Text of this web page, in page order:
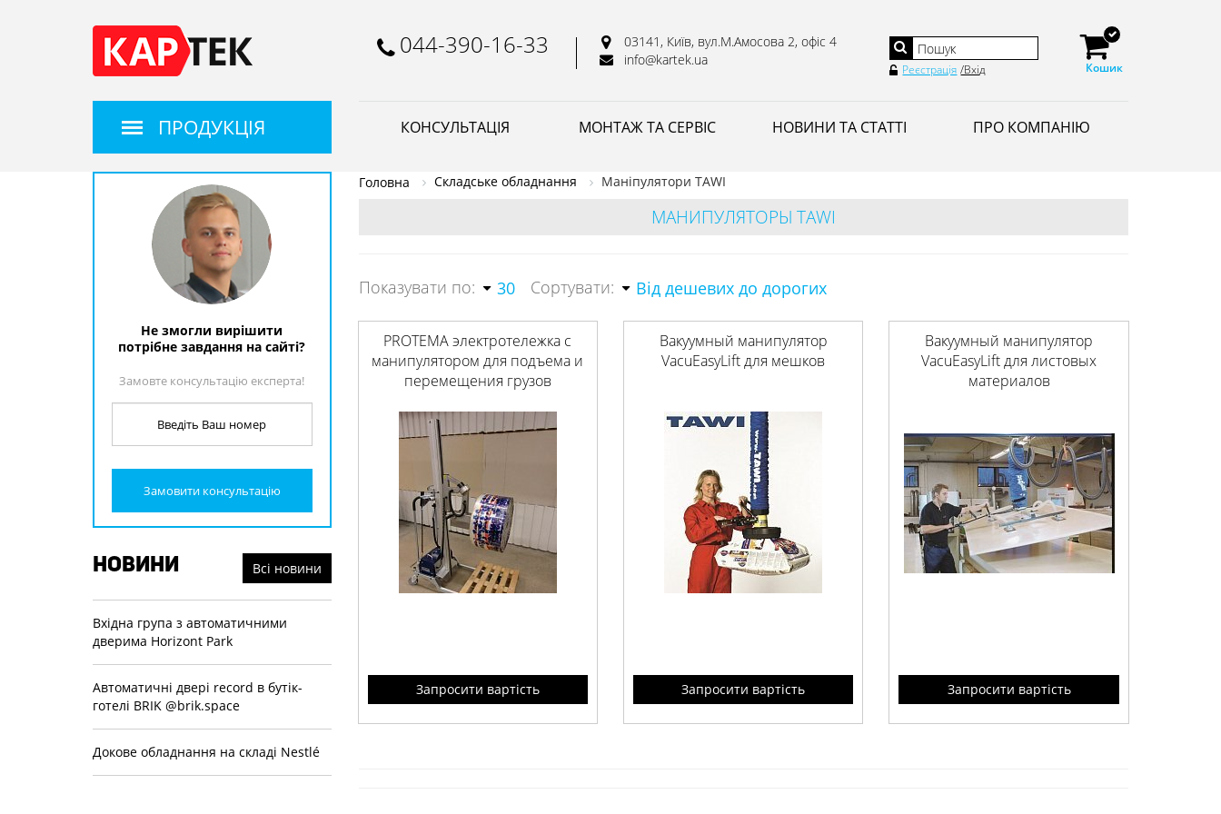
044-390-16-33
03141, Київ, вул.М.Амосова 2, офіс 4
info@kartek.ua
Реєстрація /Вхід Кошик
ПРОДУКЦІЯ КОНСУЛЬТАЦІЯ МОНТАЖ ТА СЕРВІС НОВИНИ ТА СТАТТІ ПРО КОМПАНІЮ
Не змогли вирішити
потрібне завдання на сайті?
Замовте консультацію експерта!
Замовити консультацію
НОВИНИ Всі новини
Вхідна група з автоматичними
дверима Horizont Park
Автоматичнi дверi record в бутiк-
готелi BRIK @brik.space
Докове обладнання на складi Nestlé
Головна Складське обладнання Маніпулятори TAWI
МАНИПУЛЯТОРЫ TAWI
Показувати по: 30 Сортувати: Від дешевих до дорогих
PROTEMA электротележка с
манипулятором для подъема и
перемещения грузов
Запросити вартість
Алюминиевая структура ,
Вакуумный манипулятор
VacuEasyLift для мешков
Запросити вартість
для легкого перемещения тяжелых
Вакуумный манипулятор
VacuEasyLift для листовых
материалов
Запросити вартість
для легкого безопасного